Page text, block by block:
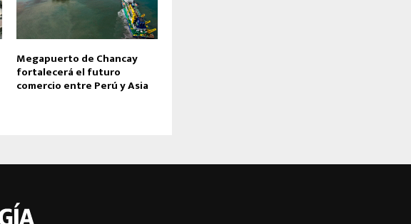
Megapuerto de Chancay
fortalecerá el futuro
comercio entre Perú y Asia